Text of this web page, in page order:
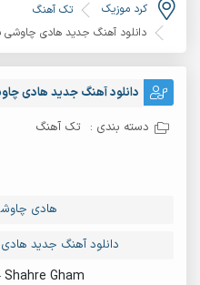
کرد موزیک
تک آهنگ
دانلود آهنگ جدید هادی چاوشی
دانلود آهنگ جدید هادی
دسته بندی : تک آهنگ
هادی
دانلود آهنگ جدید
Gham